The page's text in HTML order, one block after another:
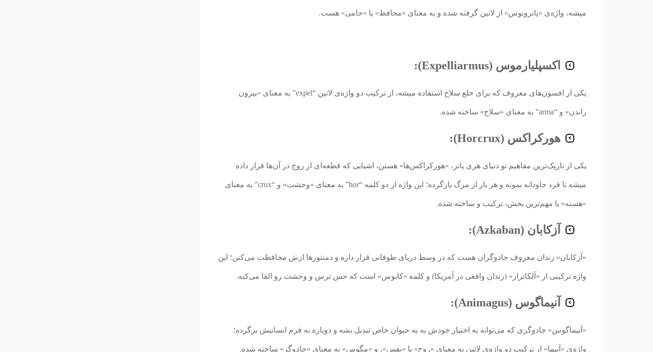
میشه، واژه‌ی «پاترونوس» از لاتین گرفته شده و به معنای «محافظ» یا «حامی» هست.
اکسپلیارموس (Expelliarmus):
یکی از افسون‌های معروف که برای خلع سلاح استفاده میشه، از ترکیب دو واژه‌ی لاتین “expel” به معنای «بیرون
راندن» و “arma” به معنای «سلاح» ساخته شده.
هورکراکس (Horcrux):
یکی از تاریک‌ترین مفاهیم تو دنیای هری پاتر، «هورکراکس‌ها» هستن، اشیایی که قطعه‌ای از روح در آن‌ها قرار داده
میشه تا فرد جاودانه بمونه و هر بار از مرگ بازگرده؛ این واژه از دو کلمه “hor” به معنای «وحشت» و “crux” به معنای
«هسته» یا مهم‌ترین بخش، ترکیب و ساخته شده.
آزکابان (Azkaban):
«آزکابان» زندان معروف جادوگران هست که در وسط دریای طوفانی قرار داره و دمنتورها ازش محافظت می‌کنن؛ این
واژه ترکیبی از «آلکاتراز» (زندان واقعی در آمریکا) و کلمه «کابوس» است که حس ترس و وحشت رو القا می‌کنه.
آنیماگوس (Animagus):
«آنیماگوس» جادوگری که می‌توانه به اختیار خودش به یه حیوان خاص تبدیل بشه و دوباره به فرم انسانیش برگرده؛
واژه‌ی «آنیما» از ترکیب دو واژه‌ی لاتین به معنای «روح» یا «نفس»، و «مگوس» به معنای «جادوگر» ساخته شده.